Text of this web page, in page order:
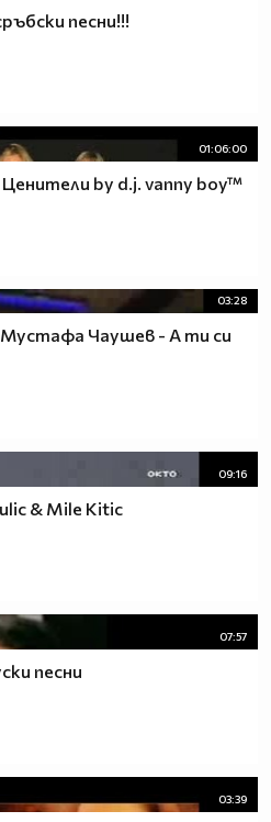
песни!!!
01:06:00
by d.j. vanny boy™
03:28
Чаушев - А ти си
09:16
& Mile Kitic
07:57
песни
03:39